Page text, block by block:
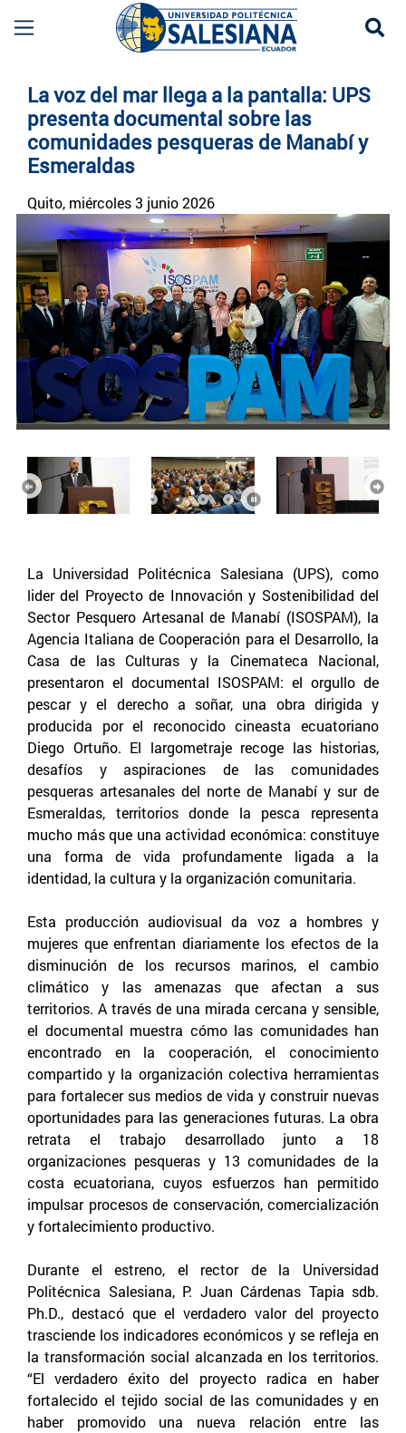
La voz del mar llega a la pantalla: UPS
presenta documental sobre las
comunidades pesqueras de Manabí y
Esmeraldas
Quito, miércoles 3 junio 2026
Anterior
La Universidad Politécnica Salesiana (UPS), como
lider del Proyecto de Innovación y Sostenibilidad del
Sector Pesquero Artesanal de Manabí (ISOSPAM), la
Agencia Italiana de Cooperación para el Desarrollo, la
Casa de las Culturas y la Cinemateca Nacional,
presentaron el documental ISOSPAM: el orgullo de
pescar y el derecho a soñar, una obra dirigida y
producida por el reconocido cineasta ecuatoriano
Diego Ortuño. El largometraje recoge las historias,
desafíos y aspiraciones de las comunidades
pesqueras artesanales del norte de Manabí y sur de
Esmeraldas, territorios donde la pesca representa
mucho más que una actividad económica: constituye
una forma de vida profundamente ligada a la
identidad, la cultura y la organización comunitaria.
Esta producción audiovisual da voz a hombres y
mujeres que enfrentan diariamente los efectos de la
disminución de los recursos marinos, el cambio
climático y las amenazas que afectan a sus
territorios. A través de una mirada cercana y sensible,
el documental muestra cómo las comunidades han
encontrado en la cooperación, el conocimiento
compartido y la organización colectiva herramientas
para fortalecer sus medios de vida y construir nuevas
oportunidades para las generaciones futuras. La obra
retrata el trabajo desarrollado junto a 18
organizaciones pesqueras y 13 comunidades de la
costa ecuatoriana, cuyos esfuerzos han permitido
impulsar procesos de conservación, comercialización
y fortalecimiento productivo.
Durante el estreno, el rector de la Universidad
Politécnica Salesiana, P. Juan Cárdenas Tapia sdb.
Ph.D., destacó que el verdadero valor del proyecto
trasciende los indicadores económicos y se refleja en
la transformación social alcanzada en los territorios.
“El verdadero éxito del proyecto radica en haber
fortalecido el tejido social de las comunidades y en
haber promovido una nueva relación entre las